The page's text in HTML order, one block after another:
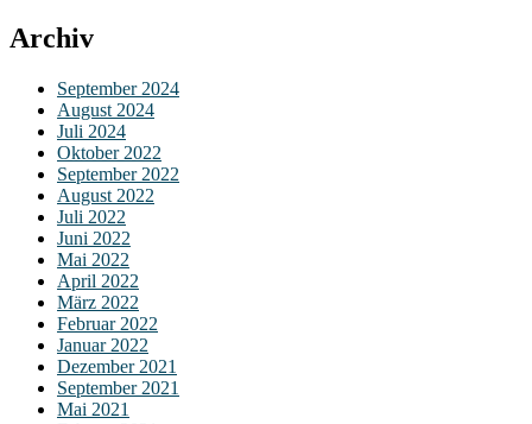
Archiv
September 2024
August 2024
Juli 2024
Oktober 2022
September 2022
August 2022
Juli 2022
Juni 2022
Mai 2022
April 2022
März 2022
Februar 2022
Januar 2022
Dezember 2021
September 2021
Mai 2021